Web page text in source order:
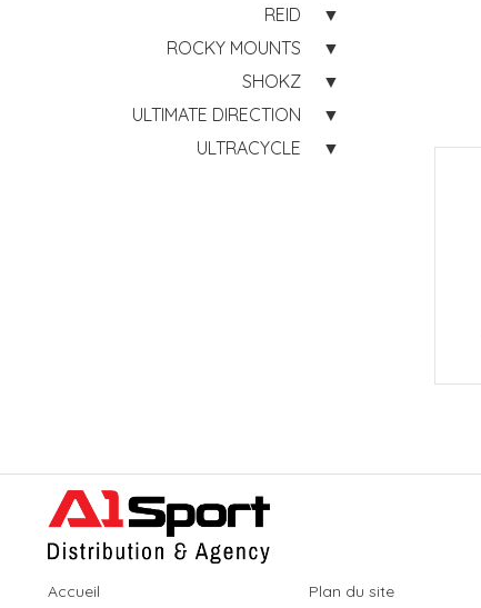
REID
ROCKY MOUNTS
SHOKZ
ULTIMATE DIRECTION
ULTRACYCLE
Accueil Plan du site